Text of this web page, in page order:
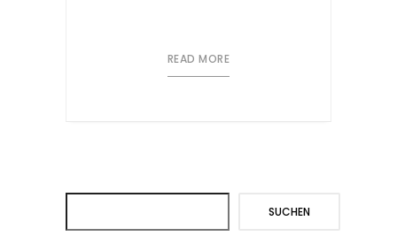
READ MORE
SUCHEN